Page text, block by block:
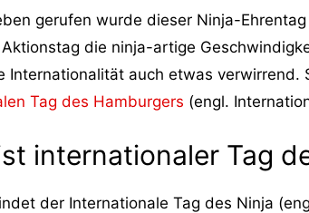
gerufen wurde dieser Ninja-
die ninja-artige
Internationalität auch etwas
Tag des Hamburgers (engl.
internationaler Tag
der Internationale Tag des Ninja